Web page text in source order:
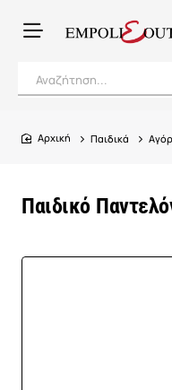
Αναζήτηση...
Παιδικό
home
Παιδικά